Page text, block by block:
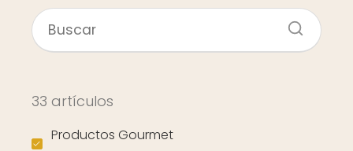
33 artículos
Productos Gourmet